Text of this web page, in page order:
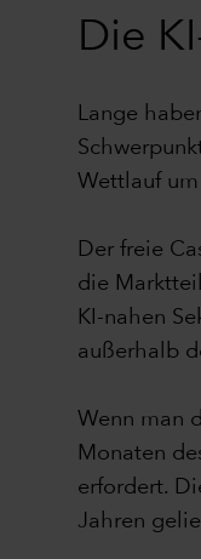
Die
Lange
Wettlauf
Der freie
die
KI-nahen
außerhalb
Wenn man
Monaten
erfordert.
Jahren